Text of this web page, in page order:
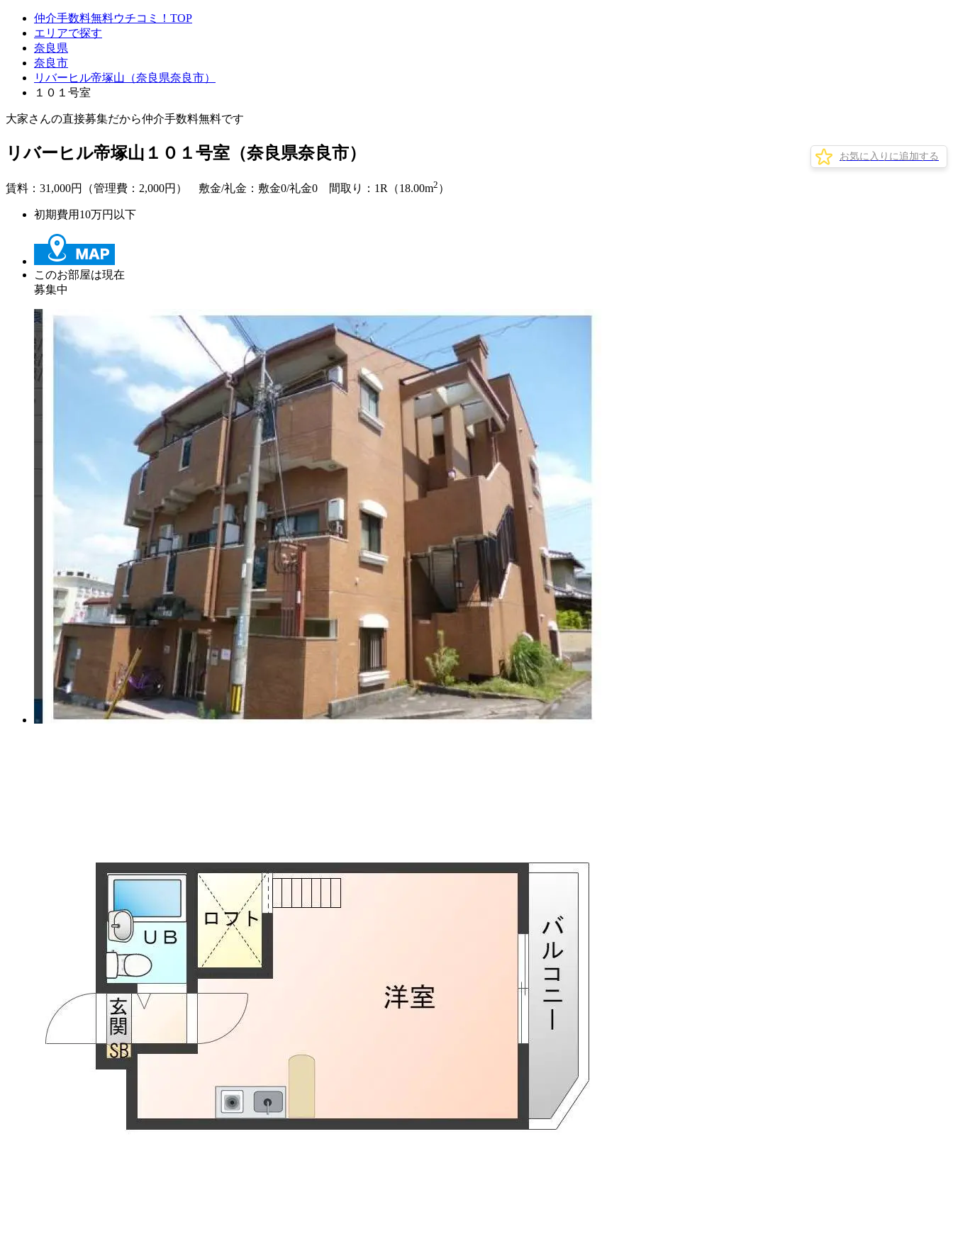
仲介手数料無料ウチコミ！TOP
エリアで探す
奈良県
奈良市
リバーヒル帝塚山（奈良県奈良市）
１０１号室
大家さんの直接募集だから仲介手数料無料です
リバーヒル帝塚山１０１号室（奈良県奈良市） お気に入りに追加する
賃料： 31,000円（管理費：2,000円） 敷金/礼金： 敷金0/礼金0 間取り：1R（18.00m2 ）
初期費用10万円以下
このお部屋は現在
募集中